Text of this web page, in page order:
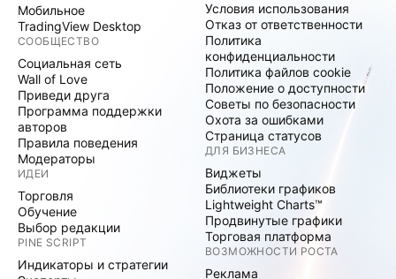
Мобильное
TradingView Desktop
СООБЩЕСТВО
Социальная сеть
Wall of Love
Приведи друга
Программа поддержки
авторов
Правила поведения
Модераторы
ИДЕИ
Торговля
Обучение
Выбор редакции
PINE SCRIPT
Индикаторы и стратегии
Условия использования
Отказ от ответственности
Политика
конфиденциальности
Политика файлов cookie
Положение о доступности
Советы по безопасности
Охота за ошибками
Страница статусов
ДЛЯ БИЗНЕСА
Виджеты
Библиотеки графиков
Lightweight Charts™
Продвинутые графики
Торговая платформа
ВОЗМОЖНОСТИ РОСТА
Реклама